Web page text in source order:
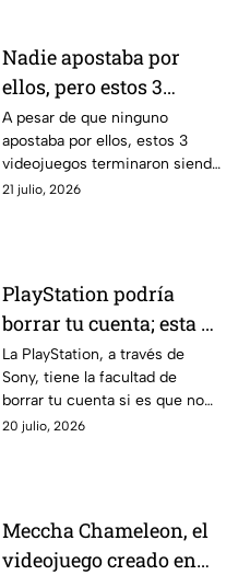
Nadie apostaba por
ellos, pero estos 3
videojuegos
terminaron siendo un
auténtico éxito
A pesar de que ninguno
apostaba por ellos, estos 3
videojuegos terminaron siendo
un auténtico éxito no solo en
21 julio, 2026
PlayStation podría
borrar tu cuenta; esta es
la condición que debes
cumplir
La PlayStation, a través de
Sony, tiene la facultad de
borrar tu cuenta si es que no
cumples con una condición
20 julio, 2026
Meccha Chameleon, el
videojuego creado en